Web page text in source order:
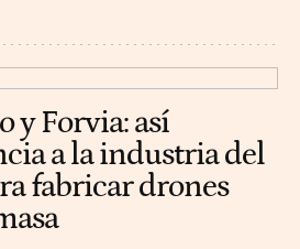
y Forvia: así
a la industria del
fabricar drones